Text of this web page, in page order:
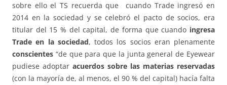
sobre ello el TS recuerda que cuando Trade ingresó en
2014 en la sociedad y se celebró el pacto de socios, era
titular del 15 % del capital, de forma que cuando ingresa
Trade en la sociedad, todos los socios eran plenamente
conscientes “de que para que la junta general de Eyewear
pudiese adoptar acuerdos sobre las materias reservadas
(con la mayoría de, al menos, el 90 % del capital) hacía falta